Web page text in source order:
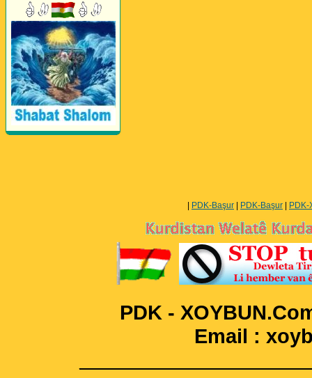
PDK-Başur PDK-Başur
PDK -
Email :